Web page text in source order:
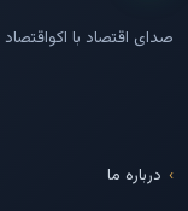
صدای اقتصاد با اکواقتصاد
درباره ما